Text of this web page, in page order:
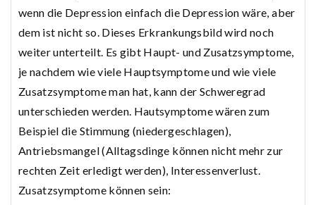
wenn die Depression einfach die Depression wäre, aber
dem ist nicht so. Dieses Erkrankungsbild wird noch
weiter unterteilt. Es gibt Haupt- und Zusatzsymptome,
je nachdem wie viele Hauptsymptome und wie viele
Zusatzsymptome man hat, kann der Schweregrad
unterschieden werden. Hautsymptome wären zum
Beispiel die Stimmung (niedergeschlagen),
Antriebsmangel (Alltagsdinge können nicht mehr zur
rechten Zeit erledigt werden), Interessenverlust.
Zusatzsymptome können sein: